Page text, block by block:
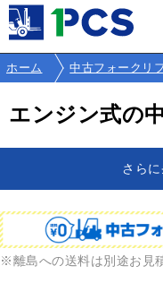
ホーム 中古フォークリ
エンジン式の
さら
※離島への送料は別途お見